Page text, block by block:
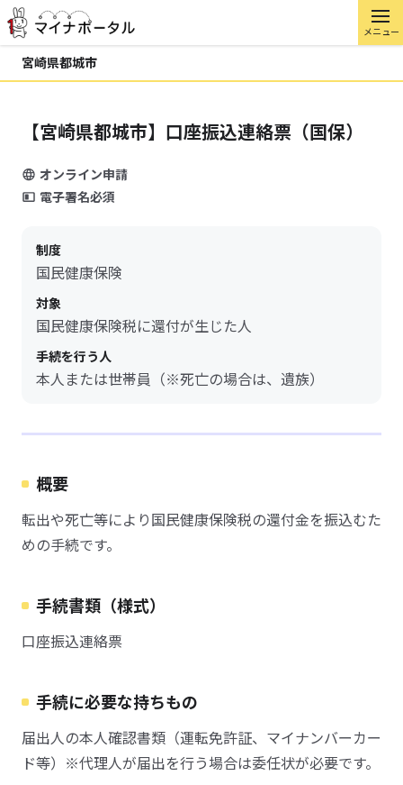
メニュー
宮崎県都城市
【宮崎県都城市】口座振込連絡票（国保）
オンライン申請
電子署名必須
制度
国民健康保険
対象
国民健康保険税に還付が生じた人
手続を行う人
本人または世帯員（※死亡の場合は、遺族）
概要
転出や死亡等により国民健康保険税の還付金を振込むた
めの手続です。
手続書類（様式）
口座振込連絡票
手続に必要な持ちもの
届出人の本人確認書類（運転免許証、マイナンバーカー
ド等）※代理人が届出を行う場合は委任状が必要です。